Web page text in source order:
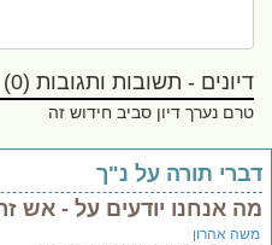
דיונים - תשובות ותגובות (0)
טרם נערך דיון סביב חידוש זה
תורה על נ"ך
אנחנו יודעים על - אש זרה
אהרון